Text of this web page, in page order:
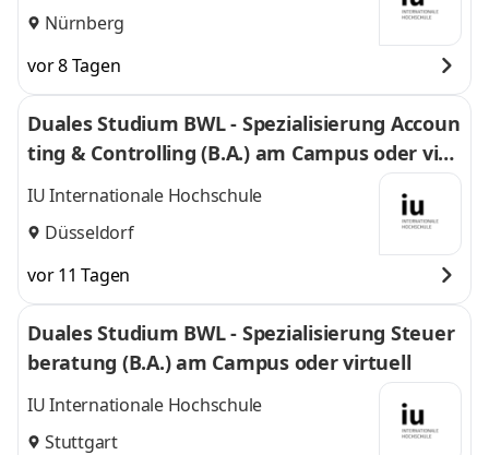
Nürnberg
vor 8 Tagen
Duales Studium BWL - Spezialisierung Accoun
ting & Controlling (B.A.) am Campus oder virt
uell
IU Internationale Hochschule
Düsseldorf
vor 11 Tagen
Duales Studium BWL - Spezialisierung Steuer
beratung (B.A.) am Campus oder virtuell
IU Internationale Hochschule
Stuttgart